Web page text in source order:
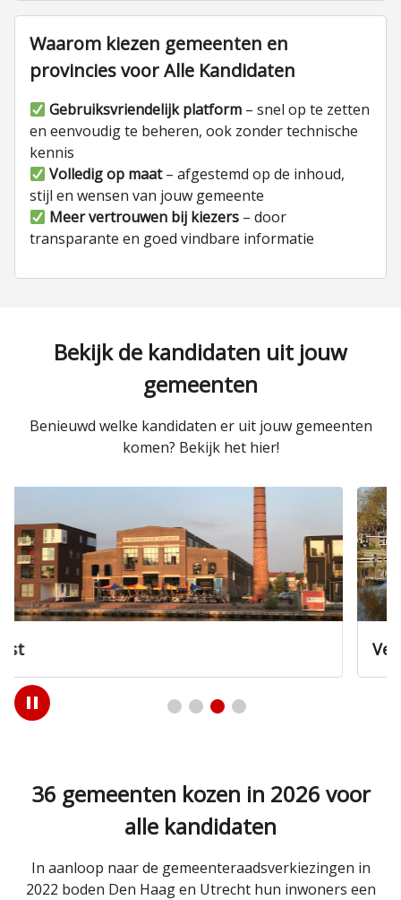
Waarom kiezen gemeenten en
provincies voor Alle Kandidaten
Gebruiksvriendelijk platform – snel op te zetten
en eenvoudig te beheren, ook zonder technische
kennis
Volledig op maat– afgestemd op de inhoud,
stijl en wensen van jouw gemeente
Meer vertrouwen bij kiezers – door
transparante en goed vindbare informatie
Bekijk de kandidaten uit jouw
gemeenten
Benieuwd welke kandidaten er uit jouw gemeenten
komen? Bekijk het hier!
Play
/
36 gemeenten kozen in 2026 voor
alle kandidaten
In aanloop naar de gemeenteraadsverkiezingen in
2022 boden Den Haag en Utrecht hun inwoners een